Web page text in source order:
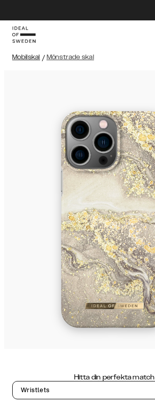
Mobilskal / Mönstrade skal
Hitta din perfekta match
Wristlets